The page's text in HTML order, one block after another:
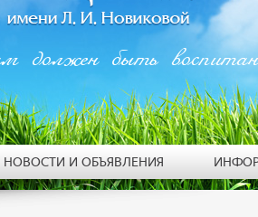
должен быть
НОВОСТИ И ОБЪЯВЛЕНИЯ